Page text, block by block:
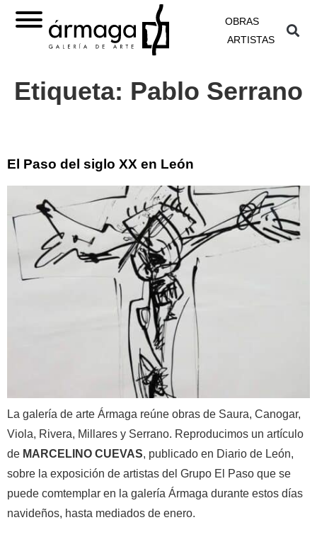
OBRAS
ARTISTAS
Etiqueta: Pablo Serrano
El Paso del siglo XX en León
La galería de arte Ármaga reúne obras de Saura, Canogar,
Viola, Rivera, Millares y Serrano. Reproducimos un artículo
de MARCELINO CUEVAS, publicado en Diario de León,
sobre la exposición de artistas del Grupo El Paso que se
puede comtemplar en la galería Ármaga durante estos días
navideños, hasta mediados de enero.